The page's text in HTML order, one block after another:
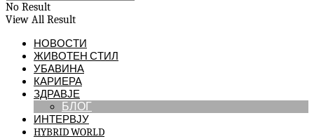
No Result
View All Result
НОВОСТИ
ЖИВОТЕН СТИЛ
УБАВИНА
КАРИЕРА
ЗДРАВЈЕ
БЛОГ
ИНТЕРВЈУ
HYBRID WORLD